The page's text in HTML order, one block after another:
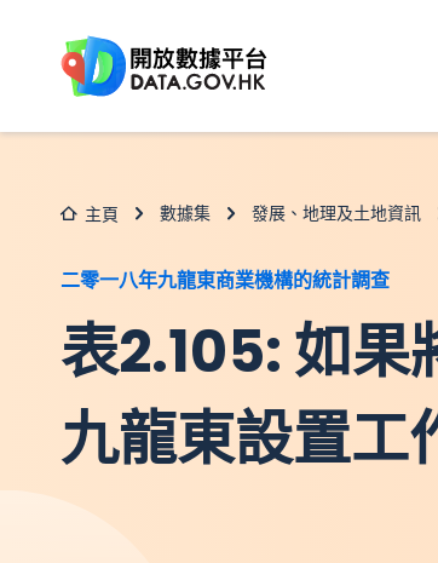
主頁 數據集 發展、地理及土地資訊
二零一八年九龍東商業機構的統計調查
表2.105: 如果
九龍東設置工